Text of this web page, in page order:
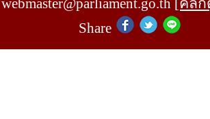
webmaster@parliament.go.th [คลิ
Share